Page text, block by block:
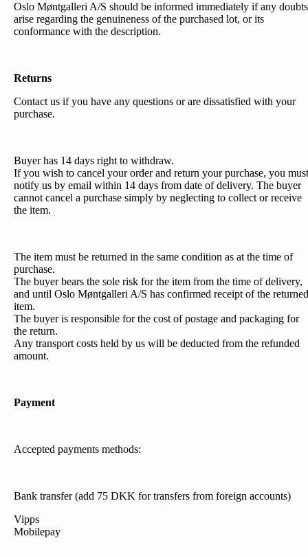
Oslo Møntgalleri A/S should be informed immediately if any doubts
arise regarding the genuineness of the purchased lot, or its
conformance with the description.
Returns
Contact us if you have any questions or are dissatisfied with your
purchase.
Buyer has 14 days right to withdraw.
If you wish to cancel your order and return your purchase, you must
notify us by email within 14 days from date of delivery. The buyer
cannot cancel a purchase simply by neglecting to collect or receive
the item.
The item must be returned in the same condition as at the time of
purchase.
The buyer bears the sole risk for the item from the time of delivery,
and until Oslo Møntgalleri A/S has confirmed receipt of the returned
item.
The buyer is responsible for the cost of postage and packaging for
the return.
Any transport costs held by us will be deducted from the refunded
amount.
Payment
Accepted payments methods:
Bank transfer (add 75 DKK for transfers from foreign accounts)
Vipps
Mobilepay